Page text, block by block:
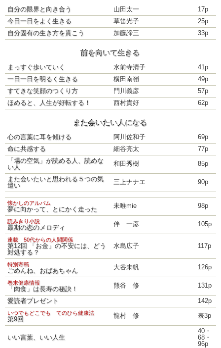
自分の限界と向き合う 山田太一
17p
今日一日をよく生きる
草笛光子
25p
自分固有の生き方を貫こう
加藤諦三 33p
前を向いて生きる
まっすぐ歩いていく 水前寺清子
41p
一日一日を明るく生きる
横田南嶺
49p
すてきな笑顔のつくり方
門川義彦
57p
ほめると、人生が好転する！
西村貴好 62p
また会いたい人になる
心の言葉に耳を傾ける 阿川佐和子
69p
命に共感する
細谷亮太
77p
「場の空気」が読める人、読めな
い人
和田秀樹 85p
また会いたいと思われる５つの気
遣い
三上ナナエ 90p
懐かしのアルバム
夢に向かって、とにかく走った 未唯mie 98p
読みきり小説
最期の恋のメロディ 伴 一彦 105p
連載 50代からの人間関係
第12回 「お金」の不安には、どう
対処する？
水島広子 117p
特別寄稿
ごめんね、おばあちゃん 大谷未帆 126p
巻末健康情報
「肉食」は長寿の秘訣！ 熊谷 修 131p
愛読者プレゼント 142p
いつでもどこでも てのひら健康法
第9回 龍村 修 表3p
いい言葉、いい人生
40・
68・
96p